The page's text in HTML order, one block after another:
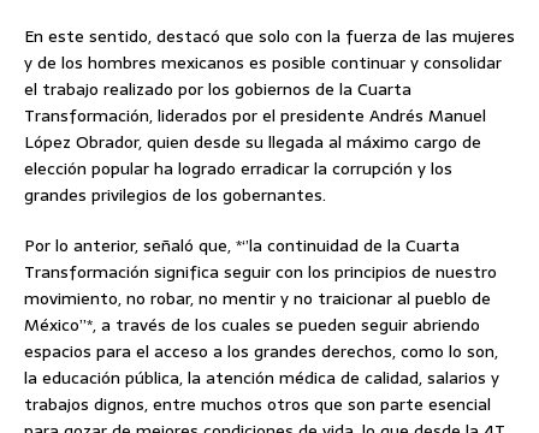
En este sentido, destacó que solo con la fuerza de las mujeres
y de los hombres mexicanos es posible continuar y consolidar
el trabajo realizado por los gobiernos de la Cuarta
Transformación, liderados por el presidente Andrés Manuel
López Obrador, quien desde su llegada al máximo cargo de
elección popular ha logrado erradicar la corrupción y los
grandes privilegios de los gobernantes.
Por lo anterior, señaló que, *‘’la continuidad de la Cuarta
Transformación significa seguir con los principios de nuestro
movimiento, no robar, no mentir y no traicionar al pueblo de
México’’*, a través de los cuales se pueden seguir abriendo
espacios para el acceso a los grandes derechos, como lo son,
la educación pública, la atención médica de calidad, salarios y
trabajos dignos, entre muchos otros que son parte esencial